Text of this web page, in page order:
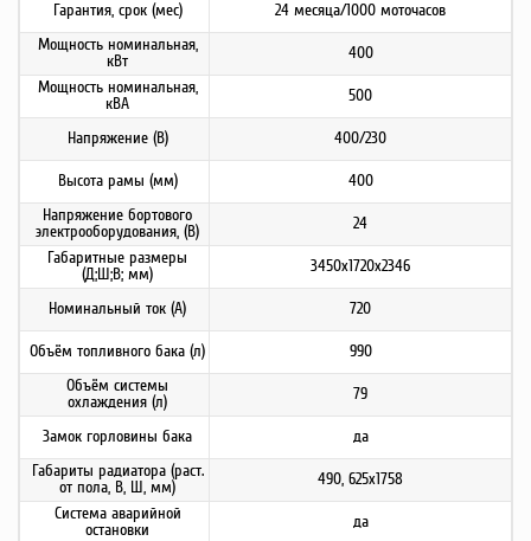
Гарантия, срок (мес)
24 месяца/1000 моточасов
Мощность номинальная,
кВт
400
Мощность номинальная,
кВА
500
Напряжение (В) 400/230
Высота рамы (мм)
400
Напряжение бортового
электрооборудования, (В)
24
Габаритные размеры
(Д;Ш;В; мм)
3450x1720x2346
Номинальный ток (А) 720
Объём топливного бака (л)
990
Объём системы
охлаждения (л)
79
Замок горловины бака
да
Габариты радиатора (раст.
от пола, В, Ш, мм)
490, 625x1758
Система аварийной
остановки
да